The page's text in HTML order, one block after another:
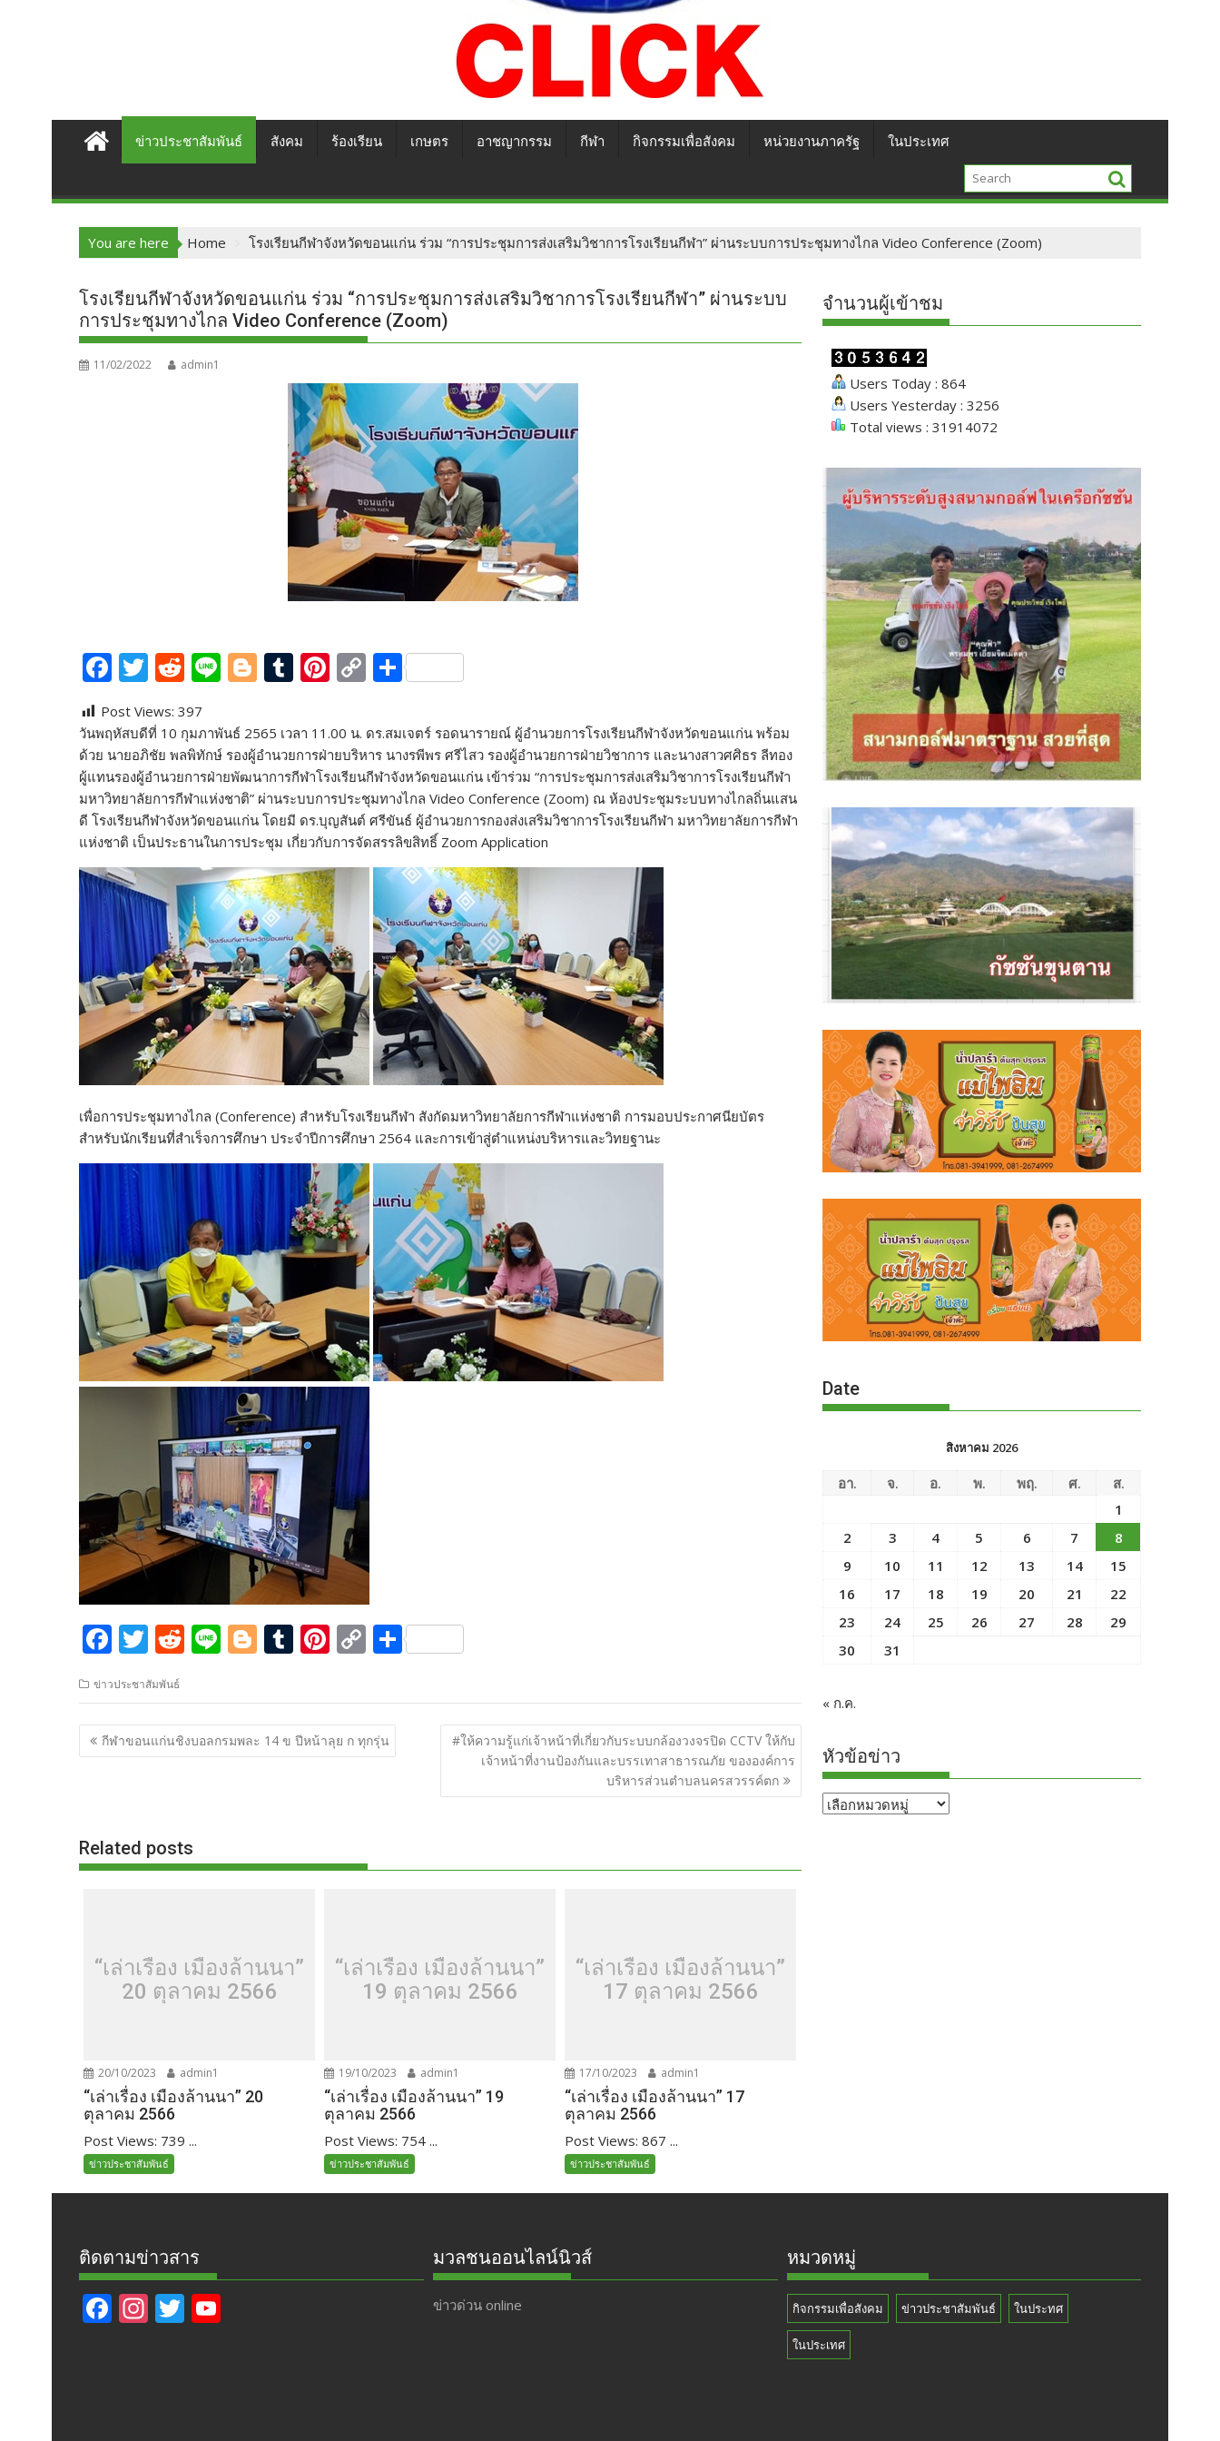
ข่าวประชาสัมพันธ์ สังคม ร้องเรียน เกษตร อาชญากรรม กีฬา กิจกรรมเพื่อสังคม หน่วยงานภาครัฐ ในประเทศ
You are here Home โรงเรียนกีฬาจังหวัดขอนแก่น ร่วม “การประชุมการส่งเสริมวิชาการโรงเรียนกีฬา” ผ่านระบบการประชุมทางไกล Video Conference (Zoom)
โรงเรียนกีฬาจังหวัดขอนแก่น ร่วม “การประชุมการส่งเสริมวิชาการโรงเรียนกีฬา” ผ่านระบบ
การประชุมทางไกล Video Conference (Zoom)
11/02/2022 admin1
F
e
b
o
o
k
T
itt
er
R
d
di
t
Li
e
Bl
g
g
er
T
m
bl
r
Pi
er
e
st
C
p
y
Li
n
k
S
ar
e
Post Views: 397
วันพฤหัสบดีที่ 10 กุมภาพันธ์ 2565 เวลา 11.00 น. ดร.สมเจตร์ รอดนารายณ์ ผู้อำนวยการโรงเรียนกีฬาจังหวัดขอนแก่น พร้อม
ด้วย นายอภิชัย พลพิทักษ์ รองผู้อำนวยการฝ่ายบริหาร นางรพีพร ศรีไสว รองผู้อำนวยการฝ่ายวิชาการ และนางสาวศศิธร ลีทอง
ผู้แทนรองผู้อำนวยการฝ่ายพัฒนาการกีฬาโรงเรียนกีฬาจังหวัดขอนแก่น เข้าร่วม “การประชุมการส่งเสริมวิชาการโรงเรียนกีฬา
มหาวิทยาลัยการกีฬาแห่งชาติ” ผ่านระบบการประชุมทางไกล Video Conference (Zoom) ณ ห้องประชุมระบบทางไกลถิ่นแสน
ดี โรงเรียนกีฬาจังหวัดขอนแก่น โดยมี ดร.บุญสันต์ ศรีขันธ์ ผู้อำนวยการกองส่งเสริมวิชาการโรงเรียนกีฬา มหาวิทยาลัยการกีฬา
แห่งชาติ เป็นประธานในการประชุม เกี่ยวกับการจัดสรรลิขสิทธิ์ Zoom Application
เพื่อการประชุมทางไกล (Conference) สำหรับโรงเรียนกีฬา สังกัดมหาวิทยาลัยการกีฬาแห่งชาติ การมอบประกาศนียบัตร
สำหรับนักเรียนที่สำเร็จการศึกษา ประจำปีการศึกษา 2564 และการเข้าสู่ตำแหน่งบริหารและวิทยฐานะ
F
e
b
o
T
itt
er
R
d
di
t
Li
e
Bl
g
g
er
T
m
bl
r
Pi
er
e
st
C
p
y
Li
S
ar
ข่าวประชาสัมพันธ์
แนะแนว
เรื่อง
กีฬาขอนแก่นชิงบอลกรมพละ​ 14 ข​ ปีหน้าลุย​ ก​ ทุกรุ่น
#ให้ความรู้แก่เจ้าหน้าที่เกี่ยวกับระบบกล้องวงจรปิด CCTV ให้กับ
เจ้าหน้าที่งานป้องกันและบรรเทาสาธารณภัย ขององค์การ
บริหารส่วนตำบลนครสวรรค์ตก
Related posts
“เล่าเรื่อง เมืองล้านนา”
20 ตุลาคม 2566
20/10/2023 admin1
“เล่าเรื่อง เมืองล้านนา” 20
ตุลาคม 2566
Post Views: 739 ...
ข่าวประชาสัมพันธ์
“เล่าเรื่อง เมืองล้านนา”
19 ตุลาคม 2566
19/10/2023 admin1
“เล่าเรื่อง เมืองล้านนา” 19
ตุลาคม 2566
Post Views: 754 ...
ข่าวประชาสัมพันธ์
“เล่าเรื่อง เมืองล้านนา”
17 ตุลาคม 2566
17/10/2023 admin1
“เล่าเรื่อง เมืองล้านนา” 17
ตุลาคม 2566
Post Views: 867 ...
ข่าวประชาสัมพันธ์
จำนวนผู้เข้าชม
Users Today : 864
Users Yesterday : 3256
Total views : 31914072
Date
สิงหาคม 2026
อา. จ. อ. พ. พฤ. ศ.
ส.
1
2
3 4 5 6 7
8
9
10 11 12 13 14
15
16
17 18 19 20 21
22
23
24 25 26 27 28
29
30
31
« ก.ค.
หัวข้อข่าว
หัวข้อ
ติดตามข่าวสาร
F In T
มวลชนออนไลน์นิวส์
ข่าวด่วน online
หมวดหมู่
กิจกรรมเพื่อสังคม ข่าวประชาสัมพันธ์ ในประทศ
ในประเทศ